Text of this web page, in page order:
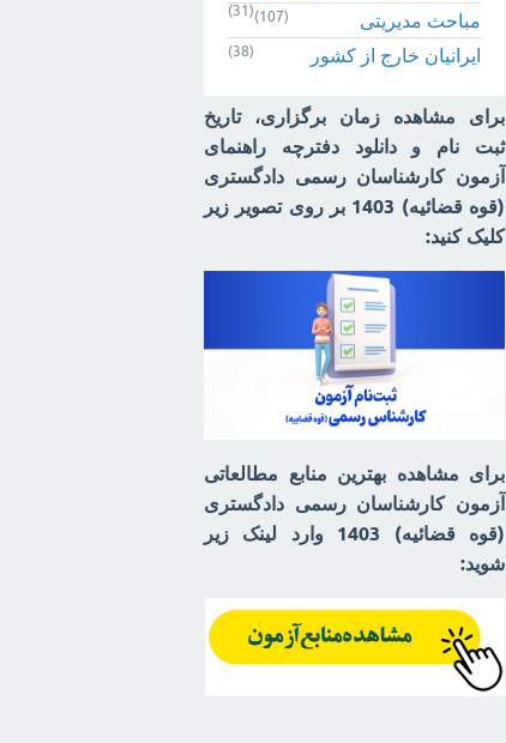
(31) مباحث مدیریتی (107)
ایرانیان خارج از کشور (38)
برای مشاهده زمان برگزاری، تاریخ
ثبت نام و دانلود دفترچه راهنمای
آزمون کارشناسان رسمی دادگستری
(قوه قضائیه) 1403 بر روی تصویر زیر
کلیک کنید:
برای مشاهده بهترین منابع مطالعاتی
آزمون کارشناسان رسمی دادگستری
(قوه قضائیه) 1403 وارد لینک زیر
شوید: